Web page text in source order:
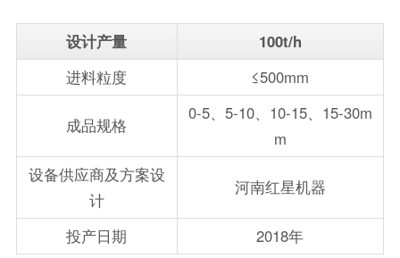
设计产量
100t/h
进料粒度
≤500mm
成品规格
0-5、5-10、10-15、15-30m
m
设备供应商及方案设
计
河南红星机器
投产日期 2018年